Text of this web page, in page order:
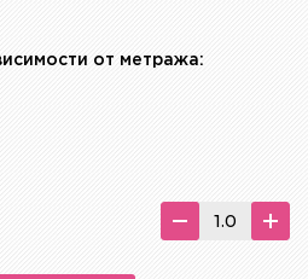
от метража: